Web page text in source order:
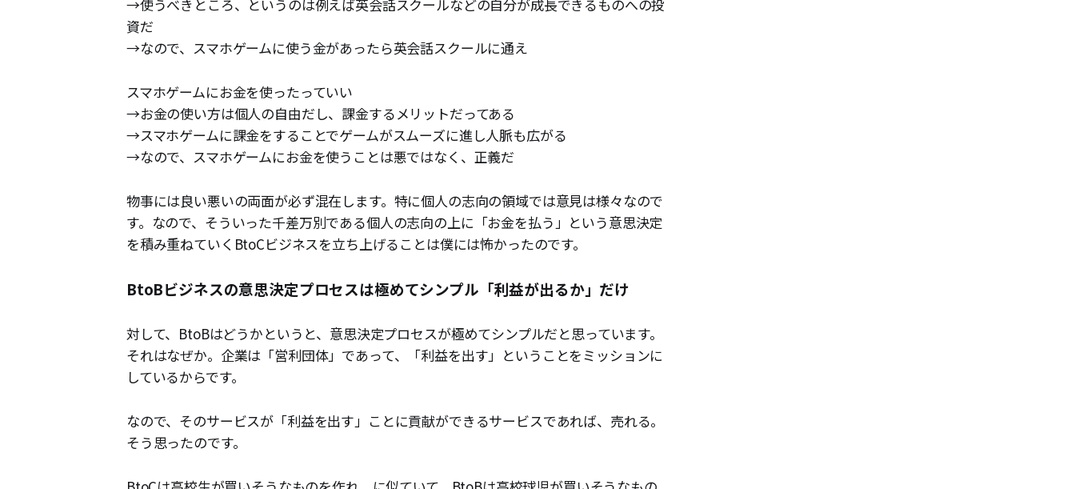
→使うべきところ、というのは例えば英会話スクールなどの自分が成長できるものへの投
資だ
→なので、スマホゲームに使う金があったら英会話スクールに通え
スマホゲームにお金を使ったっていい
→お金の使い方は個人の自由だし、課金するメリットだってある
→スマホゲームに課金をすることでゲームがスムーズに進し人脈も広がる
→なので、スマホゲームにお金を使うことは悪ではなく、正義だ
物事には良い悪いの両面が必ず混在します。特に個人の志向の領域では意見は様々なので
す。なので、そういった千差万別である個人の志向の上に「お金を払う」という意思決定
を積み重ねていくBtoCビジネスを立ち上げることは僕には怖かったのです。
BtoBビジネスの意思決定プロセスは極めてシンプル「利益が出るか」だけ
対して、BtoBはどうかというと、意思決定プロセスが極めてシンプルだと思っています。
それはなぜか。企業は「営利団体」であって、「利益を出す」ということをミッションに
しているからです。
なので、そのサービスが「利益を出す」ことに貢献ができるサービスであれば、売れる。
そう思ったのです。